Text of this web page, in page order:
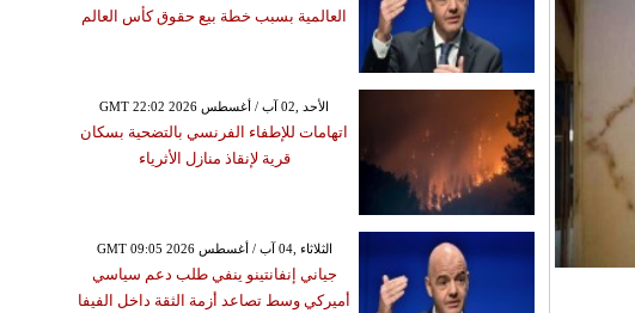
العالمية بسبب خطة بيع حقوق كأس العالم
GMT 22:02 2026 الأحد ,02 آب / أغسطس
اتهامات للإطفاء الفرنسي بالتضحية بسكان
قرية لإنقاذ منازل الأثرياء
GMT 09:05 2026 الثلاثاء ,04 آب / أغسطس
جياني إنفانتينو ينفي طلب دعم سياسي
أميركي وسط تصاعد أزمة الثقة داخل الفيفا